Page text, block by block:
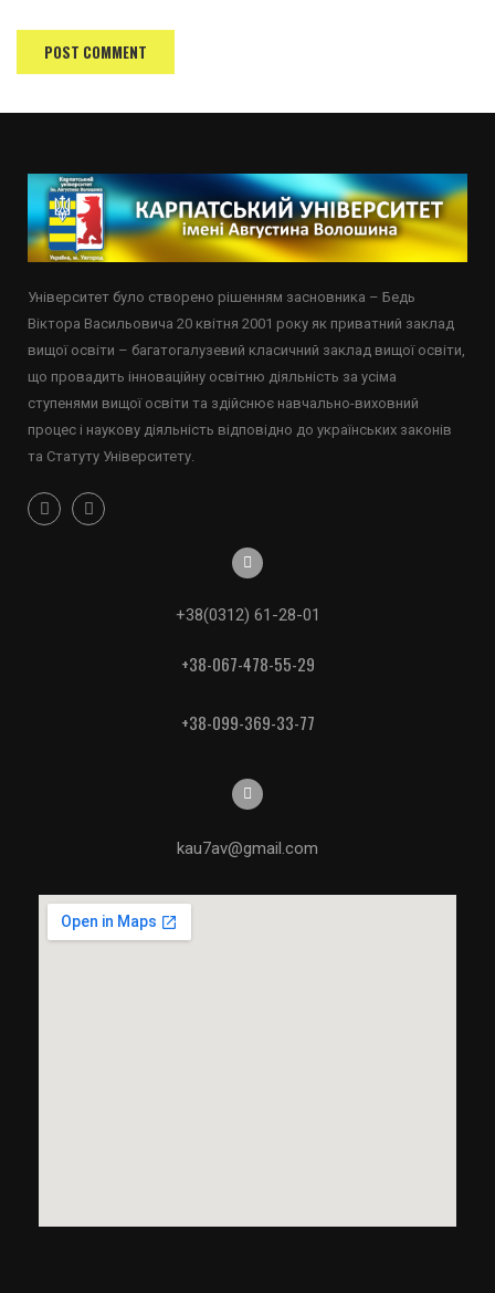
Університет було створено рішенням засновника – Бедь
Віктора Васильовича 20 квітня 2001 року як приватний заклад
вищої освіти – багатогалузевий класичний заклад вищої освіти,
що провадить інноваційну освітню діяльність за усіма
ступенями вищої освіти та здійснює навчально-виховний
процес і наукову діяльність відповідно до українських законів
та Статуту Університету.
+38(0312) 61-28-01
+38-067-478-55-29
+38-099-369-33-77
kau7av@gmail.com